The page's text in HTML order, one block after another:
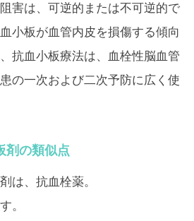
害は、可逆的または不可逆的で
小板が血管内皮を損傷する傾向
抗血小板療法は、血栓性脳血管
の一次および二次予防に広く使
剤の類似点
は、抗血栓薬。
。